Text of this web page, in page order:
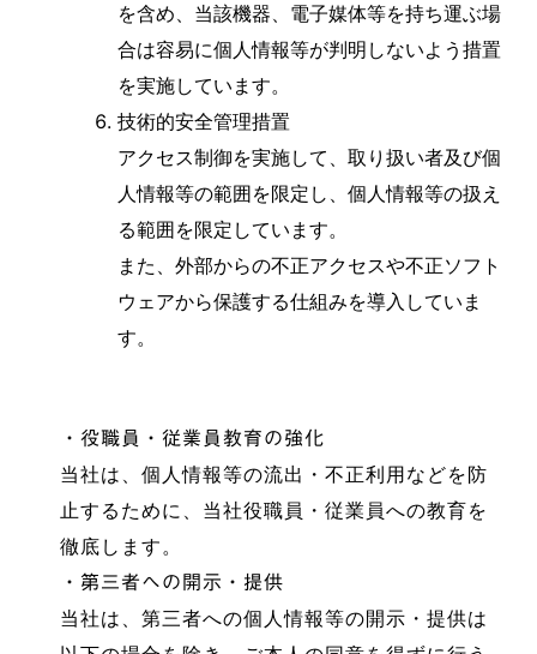
を含め、当該機器、電子媒体等を持ち運ぶ場
合は容易に個人情報等が判明しないよう措置
を実施しています。
技術的安全管理措置
アクセス制御を実施して、取り扱い者及び個
人情報等の範囲を限定し、個人情報等の扱え
る範囲を限定しています。
また、外部からの不正アクセスや不正ソフト
ウェアから保護する仕組みを導入していま
す。
・役職員・従業員教育の強化
当社は、個人情報等の流出・不正利用などを防
止するために、当社役職員・従業員への教育を
徹底します。
・第三者への開示・提供
当社は、第三者への個人情報等の開示・提供は